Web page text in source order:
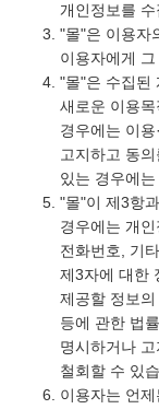
개인정보를
"몰"은 이용자
이용자에게
"몰"은 수집된
새로운 이용
경우에는 이
고지하고 동
있는 경우에
"몰"이 제3항
경우에는 개
전화번호, 기
제3자에 대한
제공할 정보
등에 관한 법
명시하거나
철회할 수 있
이용자는 언